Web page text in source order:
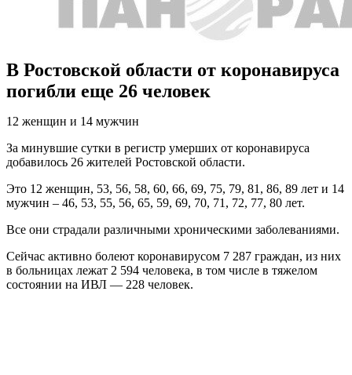
В Ростовской области от коронавируса
погибли еще 26 человек
12 женщин и 14 мужчин
За минувшие сутки в регистр умерших от коронавируса
добавилось 26 жителей Ростовской области.
Это 12 женщин, 53, 56, 58, 60, 66, 69, 75, 79, 81, 86, 89 лет и 14
мужчин – 46, 53, 55, 56, 65, 59, 69, 70, 71, 72, 77, 80 лет.
Все они страдали различными хроническими заболеваниями.
Сейчас активно болеют коронавирусом 7 287 граждан, из них
в больницах лежат 2 594 человека, в том числе в тяжелом
состоянии на ИВЛ — 228 человек.